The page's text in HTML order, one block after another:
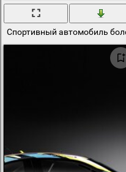
Спортивный автомобиль